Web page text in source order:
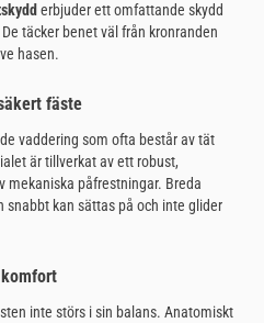
erbjuder ett omfattande skydd
täcker benet väl från kronranden
hasen.
fäste
vaddering som ofta består av tät
är tillverkat av ett robust,
mekaniska påfrestningar. Breda
snabbt kan sättas på och inte glider
inte störs i sin balans. Anatomiskt